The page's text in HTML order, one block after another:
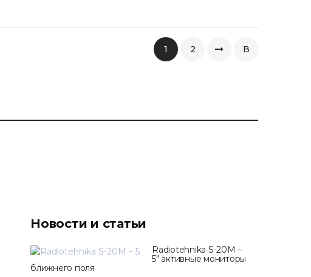
1 2 В
Новости и статьи
Radiotehnika S-20M –
5" активные мониторы
ближнего поля